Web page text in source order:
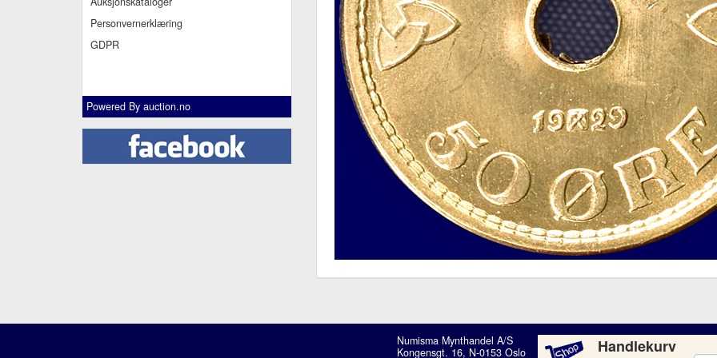
Personvernerklæring
GDPR
Powered By auction.no
Numisma Mynthandel A/S
Kongensgt. 16, N-0153 Oslo
Handlekurv